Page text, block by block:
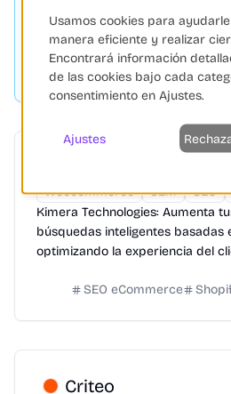
Visitar sitio
Woocommerce SEM SEO
Kimera Technologies: Aumenta
búsquedas inteligentes basadas
optimizando la experiencia del
SEO eCommerce
Criteo
Usamos cookies para
manera eficiente y realizar
Encontrará información
de las cookies bajo cada
consentimiento en Ajustes.
Ajustes